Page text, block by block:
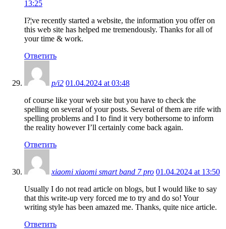
13:25
I?¦ve recently started a website, the information you offer on
this web site has helped me tremendously. Thanks for all of
your time & work.
Ответить
p/i2 01.04.2024 at 03:48
of course like your web site but you have to check the
spelling on several of your posts. Several of them are rife with
spelling problems and I to find it very bothersome to inform
the reality however I’ll certainly come back again.
Ответить
xiaomi xiaomi smart band 7 pro 01.04.2024 at 13:50
Usually I do not read article on blogs, but I would like to say
that this write-up very forced me to try and do so! Your
writing style has been amazed me. Thanks, quite nice article.
Ответить